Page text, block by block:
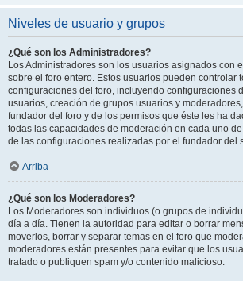
Niveles de usuario y grupos
¿Qué son los Administradores?
Los Administradores son los usuarios asignados con
sobre el foro entero. Estos usuarios pueden controlar
configuraciones del foro, incluyendo configuraciones
usuarios, creación de grupos usuarios y
fundador del foro y de los permisos que éste les ha
todas las capacidades de moderación en cada uno
de las configuraciones realizadas por el fundador del
Arriba
¿Qué son los Moderadores?
Los Moderadores son individuos (o grupos de
día a día. Tienen la autoridad para editar o borrar
moverlos, borrar y separar temas en el foro que
moderadores están presentes para evitar que los
tratado o publiquen spam y/o contenido malicioso.